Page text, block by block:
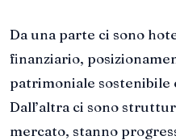
Da una parte ci sono
finanziario,
patrimoniale sostenibile
Dall’altra ci sono
mercato, stanno